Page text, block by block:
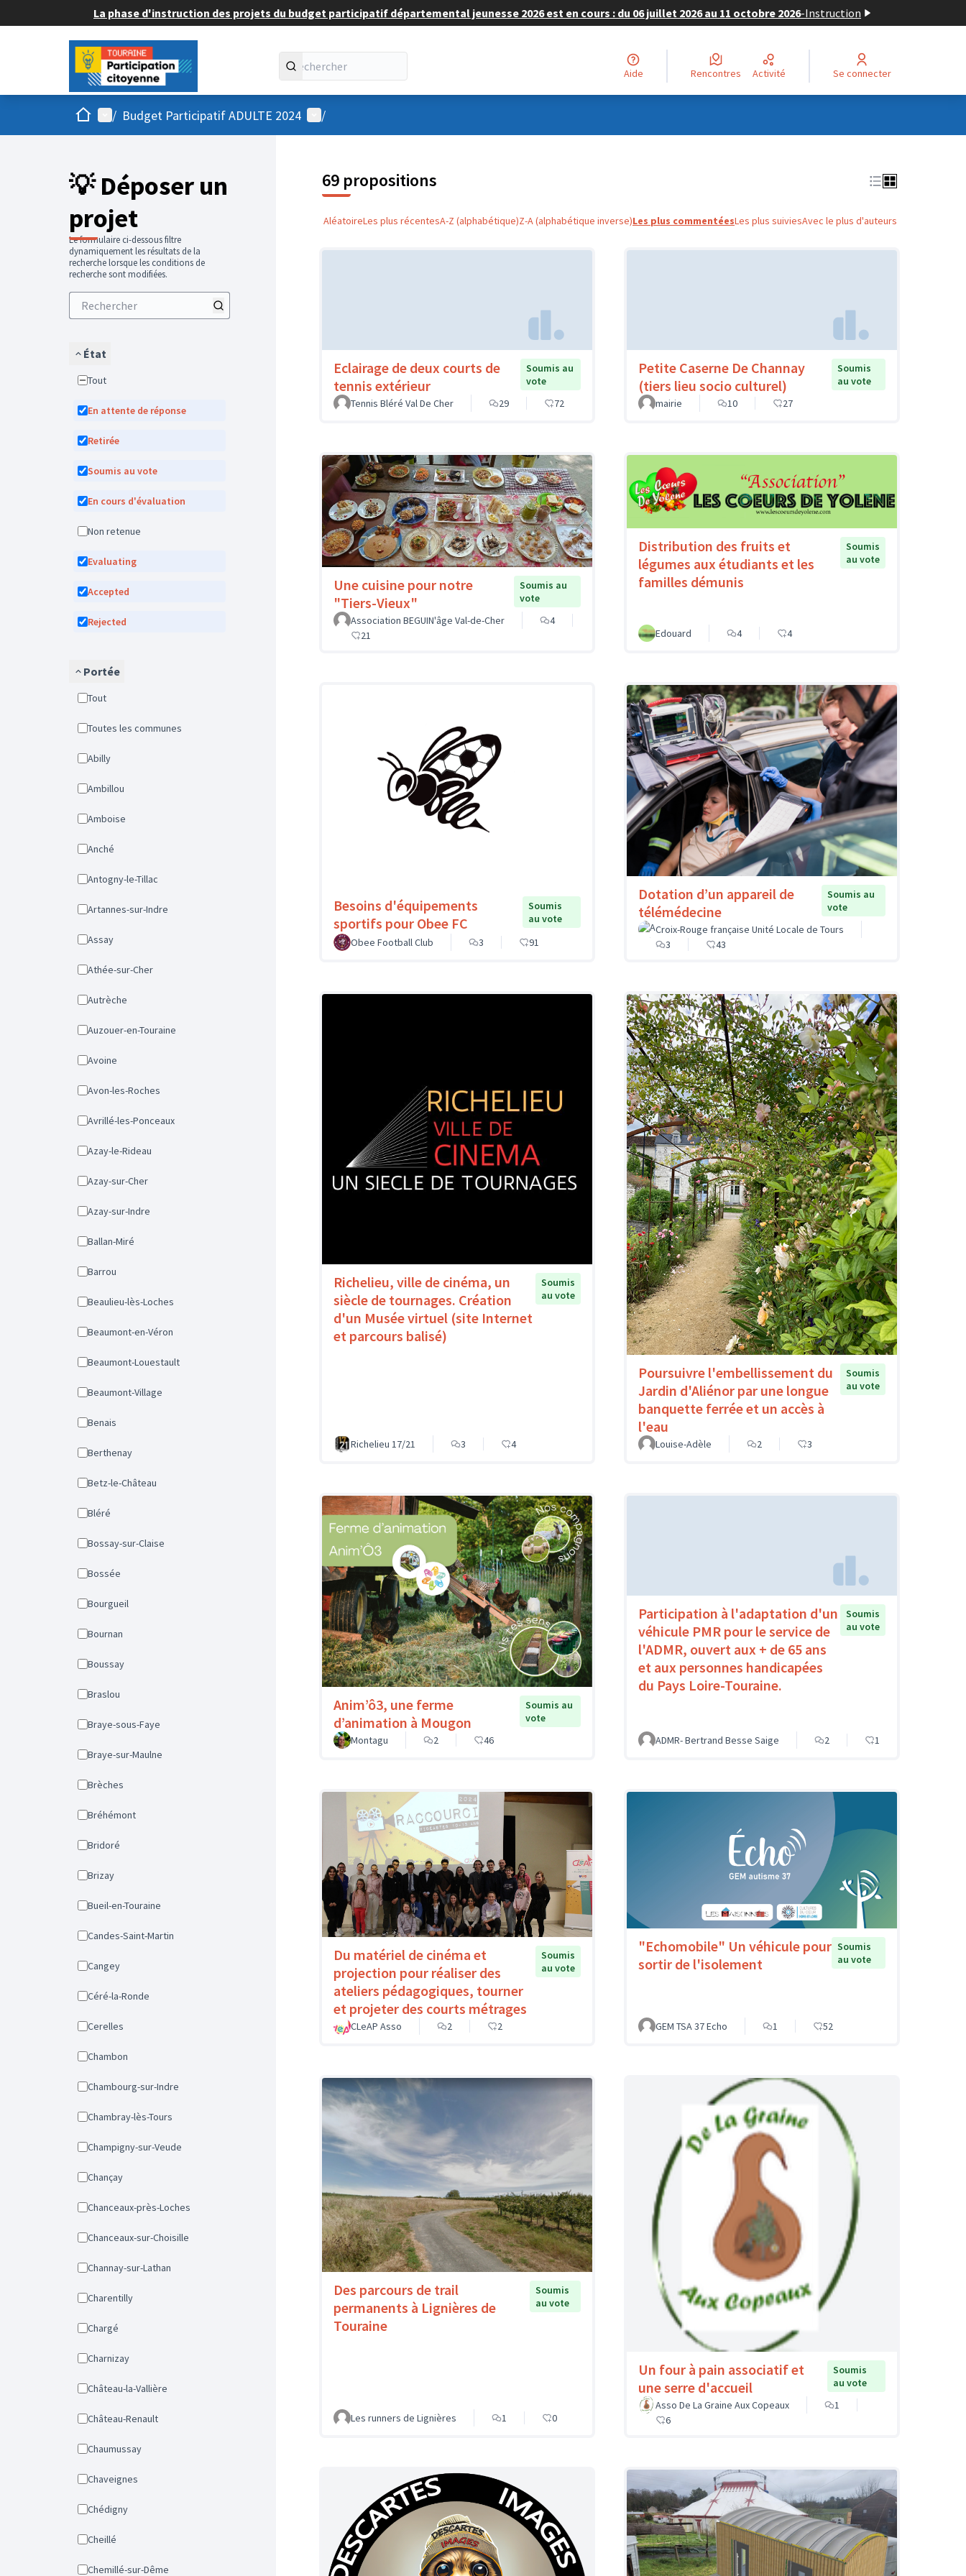
La phase d'instruction des projets du budget participatif départemental jeunesse 2026 est en cours : du 06 juillet 2026 au 11 octobre 2026-Instruction
Aide Rencontres Activité Se connecter
AccueilMenu principal
/ Budget Participatif ADULTE 2024 Menu utilisateur
/
💡 Déposer un
projet
Le formulaire ci-dessous filtre
dynamiquement les résultats de la
recherche lorsque les conditions de
recherche sont modifiées.
État
Tout
En attente de réponse
Retirée
Soumis au vote
En cours d'évaluation
Non retenue
Evaluating
Accepted
Rejected
Portée
Tout
Toutes les communes
Abilly
Ambillou
Amboise
Anché
Antogny-le-Tillac
Artannes-sur-Indre
Assay
Athée-sur-Cher
Autrèche
Auzouer-en-Touraine
Avoine
Avon-les-Roches
Avrillé-les-Ponceaux
Azay-le-Rideau
Azay-sur-Cher
Azay-sur-Indre
Ballan-Miré
Barrou
Beaulieu-lès-Loches
Beaumont-en-Véron
Beaumont-Louestault
Beaumont-Village
Benais
Berthenay
Betz-le-Château
Bléré
Bossay-sur-Claise
Bossée
Bourgueil
Bournan
Boussay
Braslou
Braye-sous-Faye
Braye-sur-Maulne
Brèches
Bréhémont
Bridoré
Brizay
Bueil-en-Touraine
Candes-Saint-Martin
Cangey
Céré-la-Ronde
Cerelles
Chambon
Chambourg-sur-Indre
Chambray-lès-Tours
Champigny-sur-Veude
Chançay
Chanceaux-près-Loches
Chanceaux-sur-Choisille
Channay-sur-Lathan
Charentilly
Chargé
Charnizay
Château-la-Vallière
Château-Renault
Chaumussay
Chaveignes
Chédigny
Cheillé
Chemillé-sur-Dême
69 propositions
AléatoireLes plus récentesA-Z (alphabétique)Z-A (alphabétique inverse)Les plus commentéesLes plus suiviesAvec le plus d'auteurs
Eclairage de deux courts de
tennis extérieur
Soumis au
vote
Tennis Bléré Val De Cher
29 72
Petite Caserne De Channay
(tiers lieu socio culturel)
Soumis
au vote
mairie
10 27
Une cuisine pour notre
"Tiers-Vieux"
Soumis au
vote
Association BEGUIN'âge Val-de-Cher
4
21
Distribution des fruits et
légumes aux étudiants et les
familles démunis
Soumis
au vote
Edouard 4 4
Besoins d'équipements
sportifs pour Obee FC
Soumis
au vote
Obee Football Club
3 91
Dotation d’un appareil de
télémédecine
Soumis au
vote
Croix-Rouge française Unité Locale de Tours
3
43
Richelieu, ville de cinéma, un
siècle de tournages. Création
d'un Musée virtuel (site Internet
et parcours balisé)
Soumis
au vote
Richelieu 17/21 3 4
Poursuivre l'embellissement du
Jardin d'Aliénor par une longue
banquette ferrée et un accès à
l'eau
Soumis
au vote
Louise-Adèle 2 3
Anim’ô3, une ferme
d’animation à Mougon
Soumis au
vote
Montagu
2 46
Participation à l'adaptation d'un
véhicule PMR pour le service de
l'ADMR, ouvert aux + de 65 ans
et aux personnes handicapées
du Pays Loire-Touraine.
Soumis
au vote
ADMR- Bertrand Besse Saige 2 1
Du matériel de cinéma et
projection pour réaliser des
ateliers pédagogiques, tourner
et projeter des courts métrages
Soumis
au vote
CLeAP Asso 2 2
"Echomobile" Un véhicule pour
sortir de l'isolement
Soumis
au vote
GEM TSA 37 Echo 1 52
Des parcours de trail
permanents à Lignières de
Touraine
Soumis
au vote
Les runners de Lignières 1 0
Un four à pain associatif et
une serre d'accueil
Soumis
au vote
Asso De La Graine Aux Copeaux
1
6